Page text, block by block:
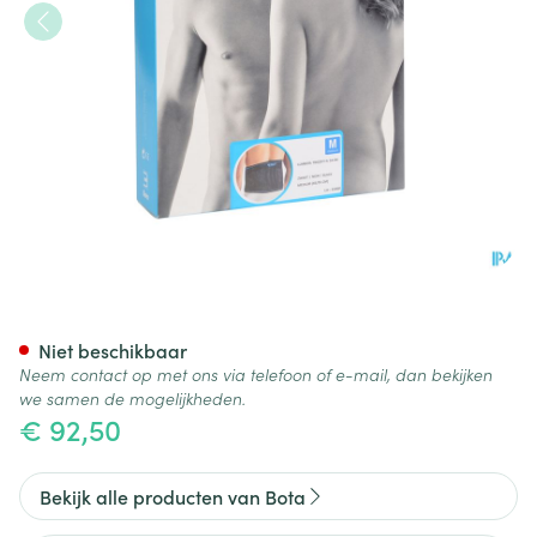
€ 92,50
Niet beschikbaar
Neem contact op met ons via telefoon of e-mail, dan bekijken
we samen de mogelijkheden.
Bekijk alle producten van Bota